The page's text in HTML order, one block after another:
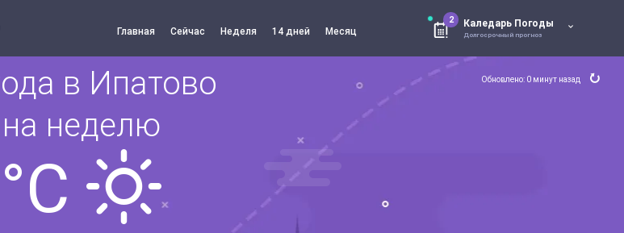
Главная Сейчас Неделя 14 дней Месяц
2 Каледарь Погоды
Долгосрочный прогноз
Обновлено: 0 минут назад
в Ипатово
на неделю
°C